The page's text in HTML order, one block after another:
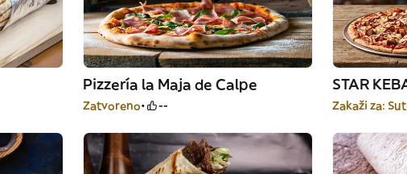
Pizzería la Maja de Calpe
Zatvoreno --
STAR
Zakaži za: